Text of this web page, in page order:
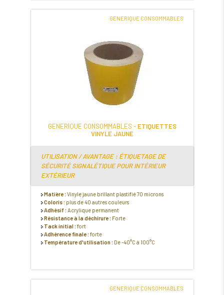
GENERIQUE CONSOMMABLES
GENERIQUE CONSOMMABLES - ETIQUETTES
VINYLE JAUNE
UTILISATION / AVANTAGE : ÉTIQUETAGE DE
SÉCURITÉ SIGNALÉTIQUE POUR INTÉRIEUR
EXTÉRIEUR
Matière : Vinyle jaune brillant plastifié 70 microns
Coloris : plus de 40 autres couleurs
Adhésif : Acrylique permanent
Résistance à la déchirure : Forte
Tack initial : fort
Adhérence finale : forte
Température d'utilisation : De -40°C à 100°C
GENERIQUE CONSOMMABLES